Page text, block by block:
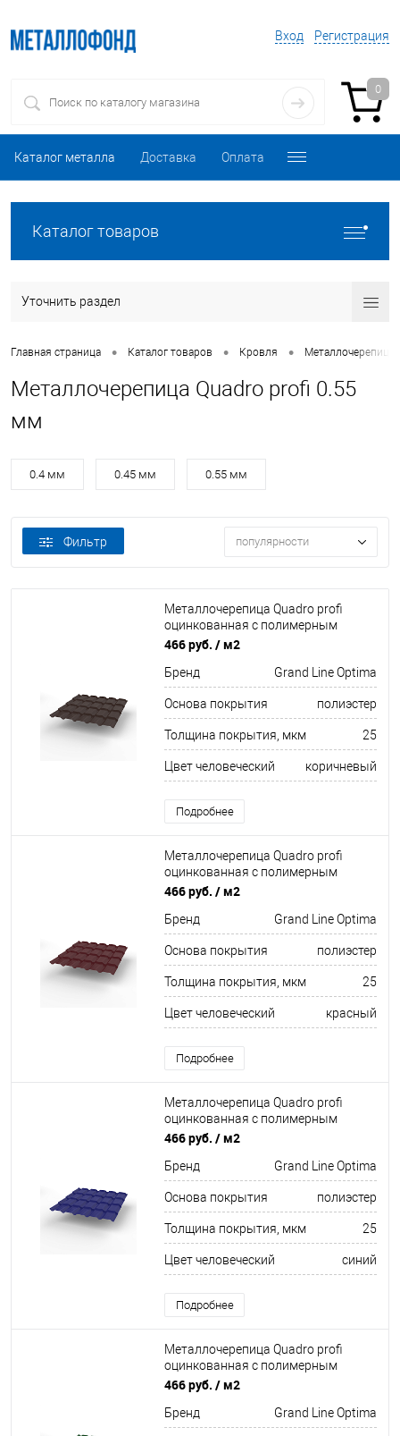
Вход Регистрация
0
Каталог металла Доставка Оплата
Каталог товаров
Уточнить раздел
Главная страница • Каталог товаров • Кровля • Металлочерепица
Металлочерепица Quadro profi 0.55
мм
0.4 мм 0.45 мм 0.55 мм
Фильтр популярности
Металлочерепица Quadro profi
оцинкованная с полимерным
покрытием 0,45х1159мм RAL 8017
466 руб. / м2
Бренд Grand Line Optima
Основа покрытия полиэстер
Толщина покрытия, мкм 25
Цвет человеческий коричневый
Подробнее
Металлочерепица Quadro profi
оцинкованная с полимерным
покрытием 0,45х1159мм RAL 3005
466 руб. / м2
Бренд Grand Line Optima
Основа покрытия полиэстер
Толщина покрытия, мкм 25
Цвет человеческий красный
Подробнее
Металлочерепица Quadro profi
оцинкованная с полимерным
покрытием 0,45х1159мм RAL 5002
466 руб. / м2
Бренд Grand Line Optima
Основа покрытия полиэстер
Толщина покрытия, мкм 25
Цвет человеческий синий
Подробнее
Металлочерепица Quadro profi
оцинкованная с полимерным
покрытием 0,45х1159мм RAL 6002
466 руб. / м2
Бренд Grand Line Optima